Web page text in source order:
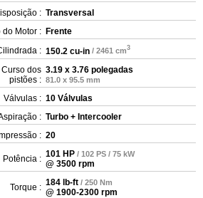
: Transversal
do Motor : Frente
: 150.2 cu-in / 2461 cm3
dos
pistões :
3.19 x 3.76 polegadas
81.0 x 95.5 mm
Válvulas : 10 Válvulas
: Turbo + Intercooler
: 20
Potência : 101 HP / 102 PS / 75 kW
@ 3500 rpm
Torque : 184 lb-ft / 250 Nm
@ 1900-2300 rpm